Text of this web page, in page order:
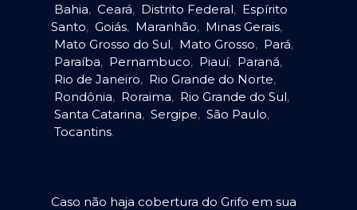
Bahia, Ceará, Distrito Federal, Espírito
Santo, Goiás, Maranhão, Minas Gerais,
Mato Grosso do Sul, Mato Grosso, Pará,
Paraíba, Pernambuco, Piauí, Paraná,
Rio de Janeiro, Rio Grande do Norte,
Rondônia, Roraima, Rio Grande do Sul,
Santa Catarina, Sergipe, São Paulo,
Tocantins.
Caso não haja cobertura do Grifo em sua